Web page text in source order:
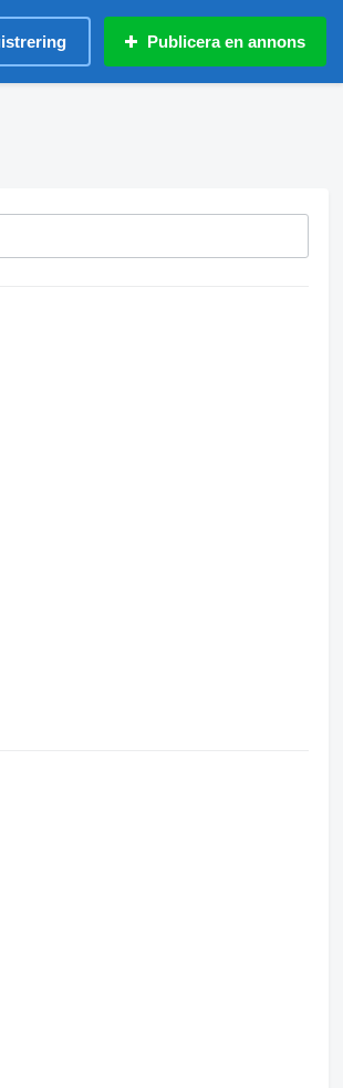
Publicera en annons